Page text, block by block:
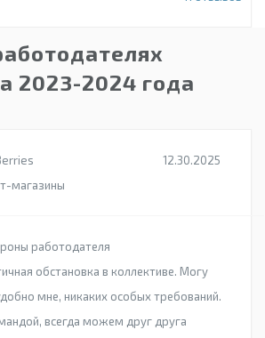
2023-2024 года
магазины
12.30.2025
работодателя
обстановка в коллективе. Могу
мне, никаких особых требований.
всегда можем друг друга